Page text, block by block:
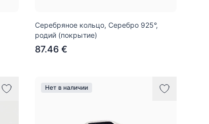
Серебряное кольцо, Серебро 925°,
родий (покрытие)
87.46 €
Нет в наличии